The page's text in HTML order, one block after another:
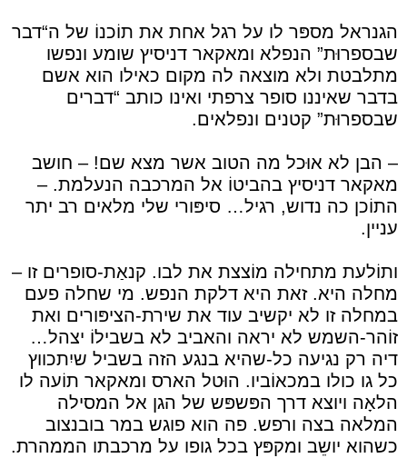
הגנראל מספּר לו על רגל אחת את תוֹכנוֹ של ה“דבר
שבספרוּת” הנפלא ומאקאר דניסיץ שומע ונפשו
מתלבטת ולא מוצאה לה מקום כאילו הוא אשם
בדבר שאיננו סופר צרפתי ואינו כותב “דברים
שבספרוּת” קטנים ונפלאים.
– הבן לא אוּכל מה הטוב אשר מצא שם! – חושב
מאקאר דניסיץ בהביטוֹ אל המרכבה הנעלמת. –
התוֹכן כה נדוש, רגיל… סיפּורי שלי מלאים רב יתר
עניין.
ותוֹלעת מתחילה מוֹצצת את לבו. קנאַת-סופרים זו –
מחלה היא. זאת היא דלקת הנפש. מי שחלה פעם
במחלה זו לא יקשיב עוד את שירת-הציפּורים ואת
זוֹהר-השמש לא יראה והאביב לא בשבילוֹ יצהל…
דיה רק נגיעה כל-שהיא בנגע הזה בשביל שיִתכווץ
כל גו כולו במכאוֹביו. הוּטל הארס ומאקאר תוֹעה לו
הלאָה ויוצא דרך הפּשפּש של הגן אל המסילה
המלאה בצה ורפש. פה הוא פוגש במר בובנצוב
כשהוא יושֵב ומקפּץ בכל גופו על מרכבתו הממהרת.